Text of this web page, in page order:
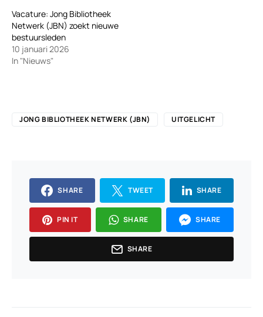
Vacature: Jong Bibliotheek
Netwerk (JBN) zoekt nieuwe
bestuursleden
10 januari 2026
In "Nieuws"
JONG BIBLIOTHEEK NETWERK (JBN) UITGELICHT
SHARE TWEET SHARE
PIN IT SHARE SHARE
SHARE